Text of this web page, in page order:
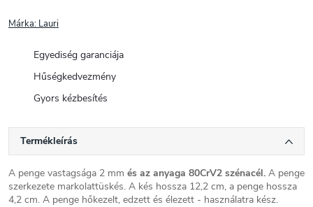
Márka: Lauri
Egyediség garanciája
Hűségkedvezmény
Gyors kézbesítés
Termékleírás
A penge vastagsága 2 mm és az anyaga 80CrV2 szénacél. A penge
szerkezete markolattüskés. A kés hossza 12,2 cm, a penge hossza
4,2 cm. A penge hőkezelt, edzett és élezett - használatra kész.